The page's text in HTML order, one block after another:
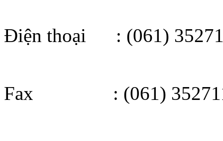
Điện thoại : (061)
Fax : (061)